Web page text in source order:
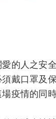
的人之安
戴口罩及
疫情的同